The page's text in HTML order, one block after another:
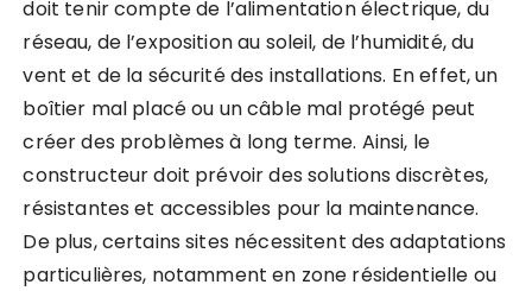
doit tenir compte de l’alimentation électrique, du
réseau, de l’exposition au soleil, de l’humidité, du
vent et de la sécurité des installations. En effet, un
boîtier mal placé ou un câble mal protégé peut
créer des problèmes à long terme. Ainsi, le
constructeur doit prévoir des solutions discrètes,
résistantes et accessibles pour la maintenance.
De plus, certains sites nécessitent des adaptations
particulières, notamment en zone résidentielle ou